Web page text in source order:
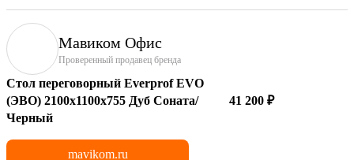
Мавиком Офис
Проверенный продавец бренда
Стол переговорный Everprof EVO
(ЭВО) 2100х1100x755 Дуб Соната/
Черный
41 200 ₽
mavikom.ru